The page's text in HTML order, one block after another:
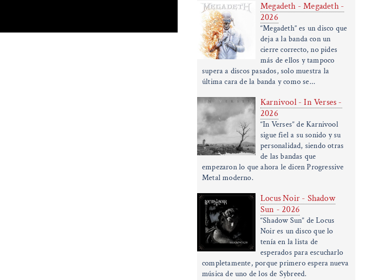
Megadeth - Megadeth -
2026
“Megadeth” es un disco que
deja a la banda con un
cierre correcto, no pides
más de ellos y tampoco
supera a discos pasados, solo muestra la
última cara de la banda y como se...
Karnivool - In Verses -
2026
“In Verses” de Karnivool
sigue fiel a su sonido y su
personalidad, siendo otras
de las bandas que
empezaron lo que ahora le dicen Progressive
Metal moderno.
Locus Noir - Shadow
Sun - 2026
“Shadow Sun” de Locus
Noir es un disco que lo
tenía en la lista de
esperados para escucharlo
completamente, porque primero espera nueva
música de uno de los de Sybreed.